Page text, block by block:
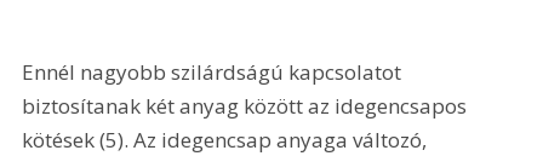
Ennél nagyobb szilárdságú kapcsolatot
biztosítanak két anyag között az idegencsapos
kötések (5). Az idegencsap anyaga változó,